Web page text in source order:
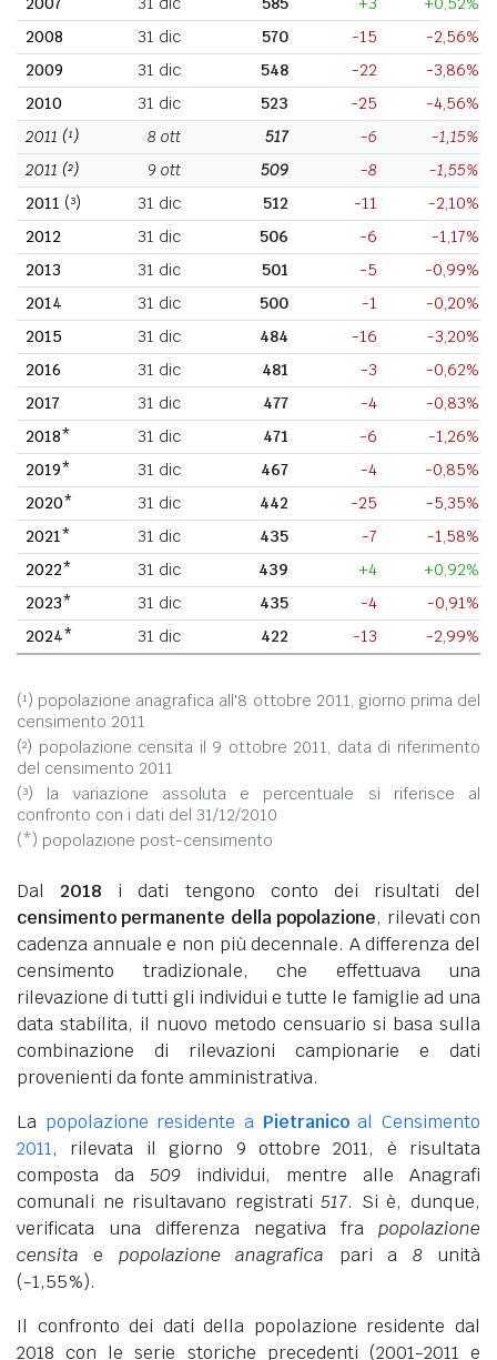
2008
31 dic 570 -15
-2,56%
2009
31 dic 548 -22
-3,86%
2010
31 dic 523 -25
-4,56%
2011 (¹) 8 ott 517 -6
-1,15%
2011 (²) 9 ott 509 -8
-1,55%
2011 (³) 31 dic 512 -11
-2,10%
2012
31 dic 506 -6
-1,17%
2013
31 dic 501 -5
-0,99%
2014
31 dic 500 -1
-0,20%
2015
31 dic 484 -16
-3,20%
2016
31 dic 481 -3
-0,62%
2017
31 dic 477 -4
-0,83%
2018*
31 dic 471 -6
-1,26%
2019*
31 dic 467 -4
-0,85%
2020*
31 dic 442 -25
-5,35%
2021*
31 dic 435 -7
-1,58%
2022*
31 dic 439 +4
+0,92%
2023*
31 dic 435 -4
-0,91%
2024*
31 dic 422 -13 -2,99%
(¹) popolazione anagrafica all'8 ottobre 2011, giorno prima del
censimento 2011
(²) popolazione censita il 9 ottobre 2011, data di riferimento
del censimento 2011
(³) la variazione assoluta e percentuale si riferisce al
confronto con i dati del 31/12/2010
(*) popolazione post-censimento
Dal 2018 i dati tengono conto dei risultati del
censimento permanente della popolazione, rilevati con
cadenza annuale e non più decennale. A differenza del
censimento tradizionale, che effettuava una
rilevazione di tutti gli individui e tutte le famiglie ad una
data stabilita, il nuovo metodo censuario si basa sulla
combinazione di rilevazioni campionarie e dati
provenienti da fonte amministrativa.
La popolazione residente a Pietranicoal Censimento
2011, rilevata il giorno 9 ottobre 2011, è risultata
composta da 509 individui, mentre alle Anagrafi
comunali ne risultavano registrati517. Si è, dunque,
verificata una differenza negativa fra popolazione
censita e popolazione anagrafica pari a 8 unità
(-1,55%).
Il confronto dei dati della popolazione residente dal
2018 con le serie storiche precedenti (2001-2011 e